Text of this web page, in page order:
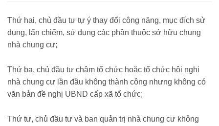
Thứ hai, chủ đầu tư tự ý thay đổi công năng, mục đích sử
dụng, lấn chiếm, sử dụng các phần thuộc sở hữu chung
nhà chung cư;
Thứ ba, chủ đầu tư chậm tổ chức hoặc tổ chức hội nghị
nhà chung cư lần đầu không thành công nhưng không có
văn bản đề nghị UBND cấp xã tổ chức;
Thứ tư, chủ đầu tư và ban quản trị nhà chung cư không